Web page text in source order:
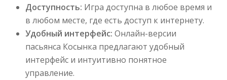
Доступность: Игра доступна в любое время и
в любом месте, где есть доступ к интернету.
Удобный интерфейс: Онлайн-версии
пасьянса Косынка предлагают удобный
интерфейс и интуитивно понятное
управление.